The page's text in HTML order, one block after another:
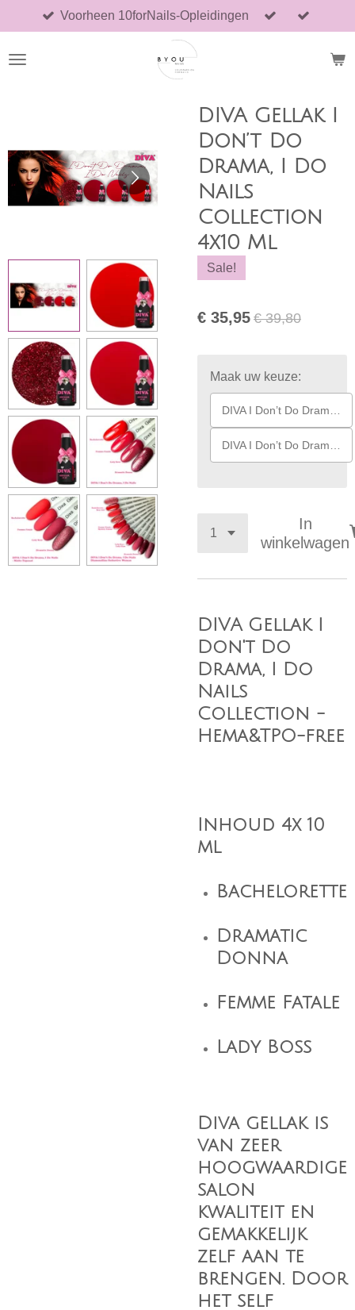
direct
naar
Voorheen 10forNails-Opleidingen
DIVA Gellak I
Don’t Do
Drama, I Do
Nails
Collection
4x10 Ml
Sale!
€ 35,95 € 39,80
Maak uw keuze:
DIVA I Don’t Do Drama, I Do Nails Collection
DIVA I Don’t Do Drama, I Do Nails Collection + Diamondline Seductive Woman Collection ( + 7,95 )
In
winkelwagen
DIVA Gellak I
Don't Do
Drama, I Do
Nails
Collection -
Hema&TPO-free
Inhoud 4x 10
ml
Bachelorette
Dramatic
Donna
Femme Fatale
Lady Boss
Diva gellak is
van zeer
hoogwaardige
salon
kwaliteit en
gemakkelijk
zelf aan te
brengen. Door
het self